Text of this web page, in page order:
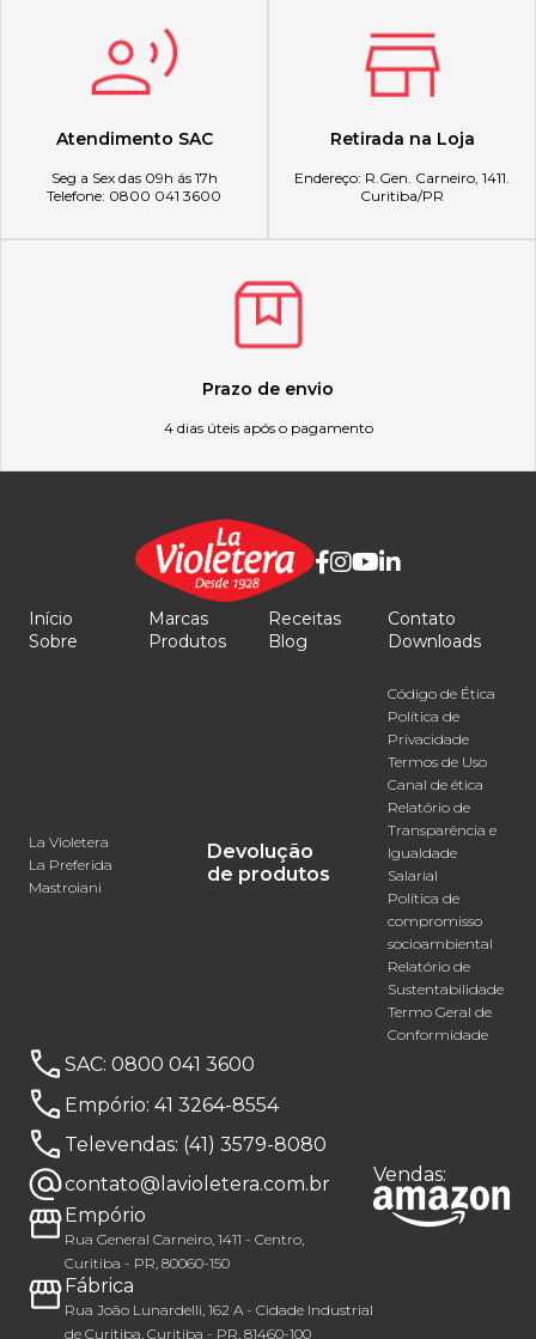
Atendimento SAC
Seg a Sex das 09h ás 17h
Telefone: 0800 041 3600
Retirada na Loja
Endereço: R.Gen. Carneiro, 1411.
Curitiba/PR
Prazo de envio
4 dias úteis após o pagamento
Início
Sobre
Marcas
Produtos
Receitas
Blog
Contato
Downloads
La Violetera
La Preferida
Mastroiani
Devolução
de produtos
Código de Ética
Política de
Privacidade
Termos de Uso
Canal de ética
Relatório de
Transparência e
Igualdade
Salarial
Política de
compromisso
socioambiental
Relatório de
Sustentabilidade
Termo Geral de
Conformidade
SAC: 0800 041 3600
Empório: 41 3264-8554
Televendas: (41) 3579-8080
contato@lavioletera.com.br
Empório
Rua General Carneiro, 1411 - Centro,
Curitiba - PR, 80060-150
Fábrica
Rua João Lunardelli, 162 A - Cidade Industrial
de Curitiba, Curitiba - PR, 81460-100
Vendas: